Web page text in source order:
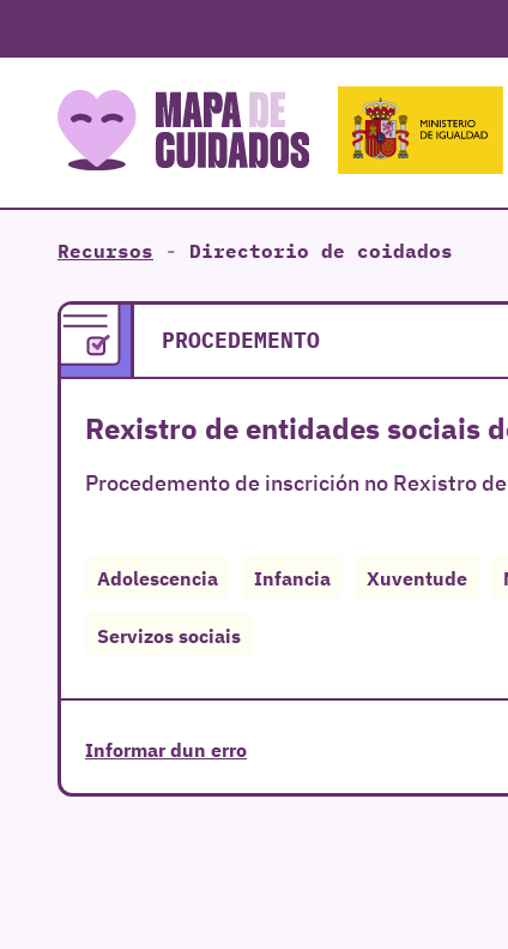
Recursos - Directorio de coidados
PROCEDEMENTO
Rexistro de entidades sociais
Procedemento de inscrición no Rexistro
Adolescencia Infancia Xuventude
Servizos sociais
Informar dun erro